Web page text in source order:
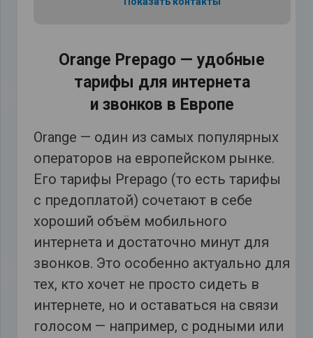
Orange Prepago — удобные
тарифы для интернета
и звонков в Европе
Orange — один из самых популярных
операторов на европейском рынке.
Его тарифы Prepago (то есть тарифы
с предоплатой) сочетают в себе
хороший объём мобильного
интернета и достаточно минут для
звонков. Это особенно актуально для
тех, кто хочет не просто сидеть в
интернете, но и оставаться на связи
голосом — например, с родными или